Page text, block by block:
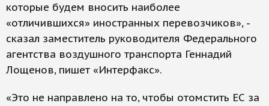
которые будем вносить наиболее
«отличившихся» иностранных перевозчиков», -
сказал заместитель руководителя Федерального
агентства воздушного транспорта Геннадий
Лощенов, пишет «Интерфакс».
«Это не направлено на то, чтобы отомстить ЕС за